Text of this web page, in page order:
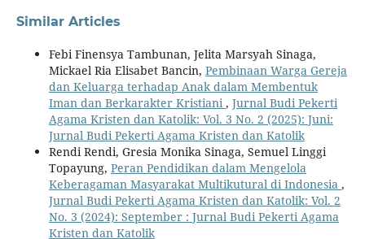
Similar Articles
Febi Finensya Tambunan, Jelita Marsyah Sinaga,
Mickael Ria Elisabet Bancin, Pembinaan Warga Gereja
dan Keluarga terhadap Anak dalam Membentuk
Iman dan Berkarakter Kristiani, Jurnal Budi Pekerti
Agama Kristen dan Katolik: Vol. 3 No. 2 (2025): Juni:
Jurnal Budi Pekerti Agama Kristen dan Katolik
Rendi Rendi, Gresia Monika Sinaga, Semuel Linggi
Topayung, Peran Pendidikan dalam Mengelola
Keberagaman Masyarakat Multikutural di Indonesia ,
Jurnal Budi Pekerti Agama Kristen dan Katolik: Vol. 2
No. 3 (2024): September : Jurnal Budi Pekerti Agama
Kristen dan Katolik